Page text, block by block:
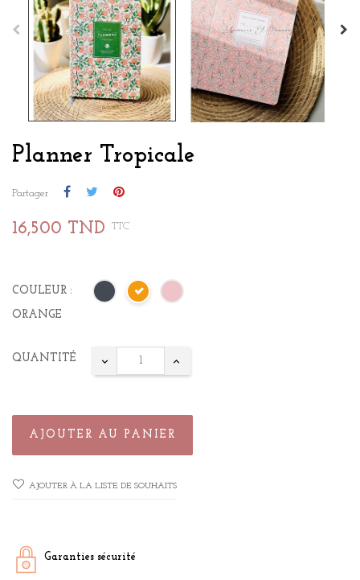
Planner Tropicale
Partager
16,500 TND TTC
COULEUR :
ORANGE
QUANTITÉ
AJOUTER AU PANIER
AJOUTER À LA LISTE DE SOUHAITS
Garanties sécurité